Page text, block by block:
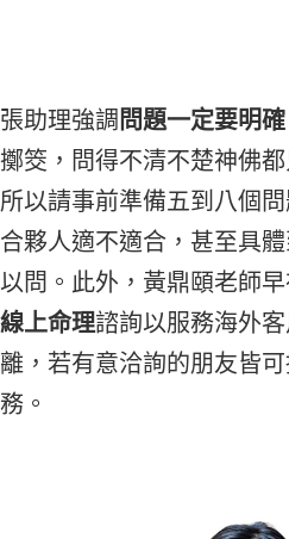
張助理強調問題一定要明確
擲筊，問得不清不楚神佛
所以請事前準備五到八個
合夥人適不適合，甚至具
以問。此外，黃鼎頤老師
線上命理諮詢以服務海外
離，若有意洽詢的朋友皆
務。